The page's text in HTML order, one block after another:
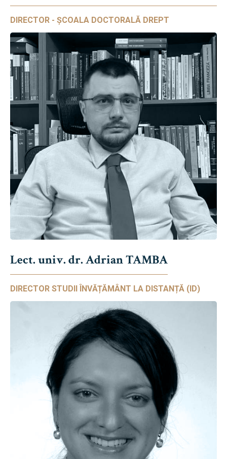
DIRECTOR - ȘCOALA DOCTORALĂ DREPT
Lect. univ. dr. Adrian TAMBA
DIRECTOR STUDII ÎNVĂȚĂMÂNT LA DISTANȚĂ (ID)